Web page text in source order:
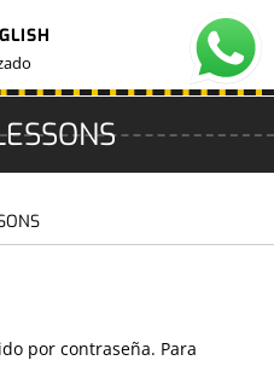
por contraseña. Para